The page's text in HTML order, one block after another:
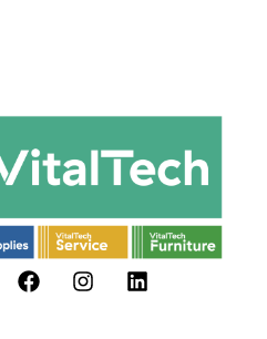
F
a
I
n
L
i